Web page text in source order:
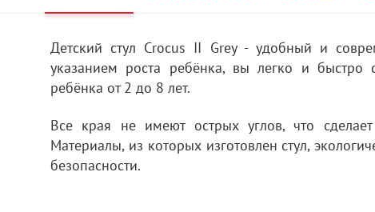
Детский стул Crocus II Grey - удобный и
указанием роста ребёнка, вы легко и быстро
ребёнка от 2 до 8 лет.
Все края не имеют острых углов, что
Материалы, из которых изготовлен стул,
безопасности.